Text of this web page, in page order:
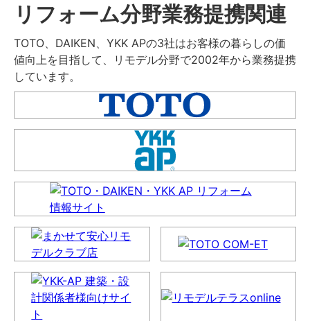
リフォーム分野業務提携関連
TOTO、DAIKEN、YKK APの3社はお客様の暮らしの価
値向上を目指して、リモデル分野で2002年から業務提携
しています。